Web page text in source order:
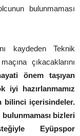
bulunmaması
kaydeden Teknik
çıkacaklarını
önem taşıyan
iyi hazırlanmamız
bilinci içerisindeler.
bulunmaması bizleri
Eyüpspor